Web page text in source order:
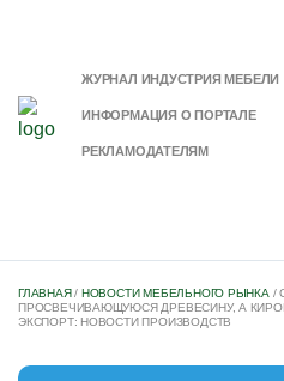
ЖУРНАЛ ИНДУСТРИЯ МЕБЕЛИ
ИНФОРМАЦИЯ О ПОРТАЛЕ
РЕКЛАМОДАТЕЛЯМ
ГЛАВНАЯ/ НОВОСТИ МЕБЕЛЬНОГО РЫНКА /
ПРОСВЕЧИВАЮЩУЮСЯ ДРЕВЕСИНУ, А
ЭКСПОРТ: НОВОСТИ ПРОИЗВОДСТВ